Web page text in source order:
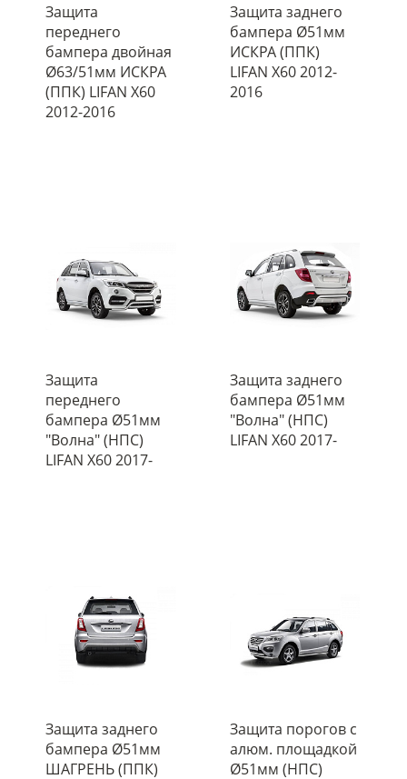
Защита
переднего
бампера двойная
Ø63/51мм ИСКРА
(ППК) LIFAN X60
2012-2016
Защита заднего
бампера Ø51мм
ИСКРА (ППК)
LIFAN X60 2012-
2016
Защита
переднего
бампера Ø51мм
"Волна" (НПС)
LIFAN X60 2017-
Защита заднего
бампера Ø51мм
"Волна" (НПС)
LIFAN X60 2017-
Защита заднего
бампера Ø51мм
ШАГРЕНЬ (ППК)
Защита порогов с
алюм. площадкой
Ø51мм (НПС)